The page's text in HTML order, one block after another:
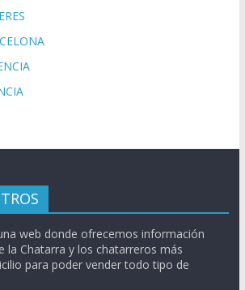
web donde ofrecemos información
la Chatarra y los chatarreros más
para poder vender todo tipo de